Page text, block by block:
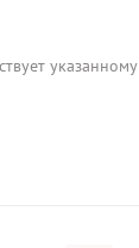
указанному